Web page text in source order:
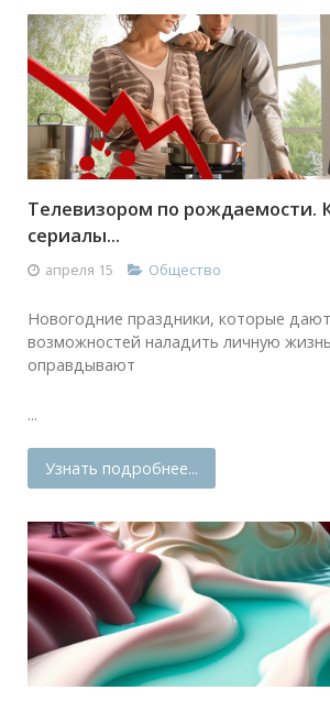
Телевизором по рождаемости.
сериалы...
апреля 15 Общество
Новогодние праздники, которые
возможностей наладить личную
оправдывают
...
Узнать подробнее...